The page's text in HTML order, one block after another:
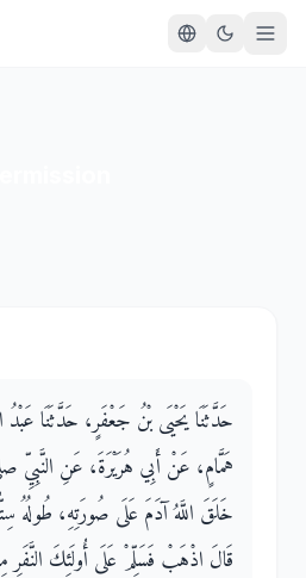
حَدَّثَنَا يَحْيَى بْنُ جَعْفَرٍ، حَدَّثَنَا
هَمَّامٍ، عَنْ أَبِي هُرَيْرَةَ، عَنِ النَّبِيِّ
خَلَقَ اللَّهُ آدَمَ عَلَى صُورَتِهِ، طُولُهُ
قَالَ اذْهَبْ فَسَلِّمْ عَلَى أُولَئِكَ